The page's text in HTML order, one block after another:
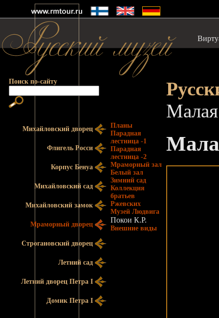
Поиск по-сайту
Михайловский дворец
Флигель Росси
Корпус Бенуа
Михайловский сад
Михайловский замок
Мраморный дворец
Строгановский дворец
Летний сад
Летний дворец Петра I
Домик Петра I
Планы
Парадная
лестница -1
Парадная
лестница -2
Мраморный зал
Белый зал
Зимний сад
Коллекция
братьев
Ржевских
Музей Людвига
Покои К.Р.
Внешние виды